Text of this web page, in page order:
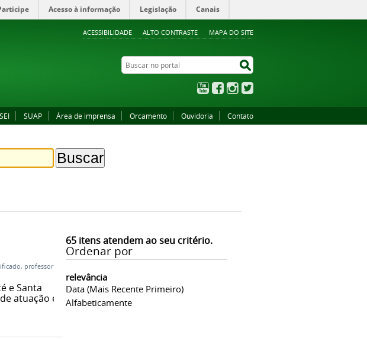
ACESSIBILIDADE ALTO CONTRASTE MAPA DO SITE
Acesso à informação Legislação Canais
Buscar no portal
YouTubeFacebookInstagram
SEI SUAP Área de imprensa Orcamento Ouvidoria Contato
65itens atendem ao seu critério.
Ordenar por
relevância
Data (mais Recente Primeiro)
Alfabeticamente
, professor
e Santa
atuação e